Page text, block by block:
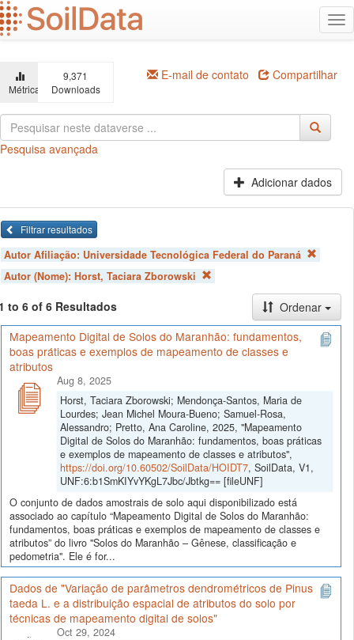
Ir
para
o
principal
Métricas
9,371
Downloads
E-mail de contato Compartilhar
Pesquisa avançada
Adicionar dados
Filtrar resultados
Autor Afiliação: Universidade Tecnológica Federal do Paraná
Autor (Nome): Horst, Taciara Zborowski
to 6 of 6 Resultados
Ordenar
Mapeamento Digital de Solos do Maranhão: fundamentos,
boas práticas e exemplos de mapeamento de classes e
atributos
Aug 8, 2025
Horst, Taciara Zborowski; Mendonça-Santos, Maria de
Lourdes; Jean Michel Moura-Bueno; Samuel-Rosa,
Alessandro; Pretto, Ana Caroline, 2025, "Mapeamento
Digital de Solos do Maranhão: fundamentos, boas práticas
e exemplos de mapeamento de classes e atributos",
https://doi.org/10.60502/SoilData/HOIDT7, SoilData, V1,
UNF:6:b1SmKIYvYKgL7Jbc/Jbtkg== [fileUNF]
O conjunto de dados amostrais de solo aqui disponibilizado está
associado ao capítulo “Mapeamento Digital de Solos do Maranhão:
fundamentos, boas práticas e exemplos de mapeamento de classes e
atributos” do livro "Solos do Maranhão – Gênese, classificação e
pedometria". Ele é for...
Dados de "Variação de parâmetros dendrométricos de Pinus
taeda L. e a distribuição espacial de atributos do solo por
técnicas de mapeamento digital de solos"
Oct 29, 2024